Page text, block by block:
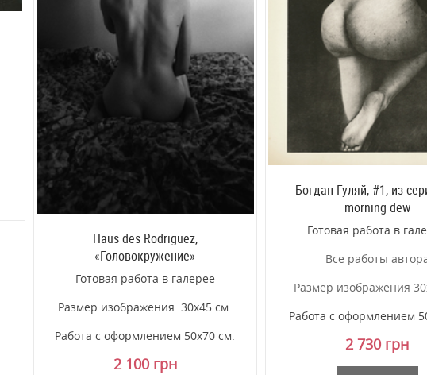
Haus des Rodriguez,
«Головокружение»
Готовая работа в галерее
Размер изображения 30х45 см.
Работа с оформлением 50х70 см.
2 100 грн
Богдан Гуляй, #1, из
morning dew
Готовая работа в
Все работы
Размер изображения
Работа с оформлением
2 730 грн